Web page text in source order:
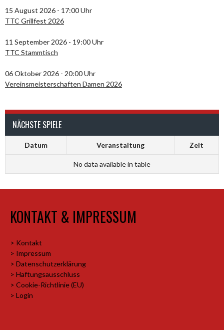
15 August 2026 - 17:00 Uhr
TTC Grillfest 2026
11 September 2026 - 19:00 Uhr
TTC Stammtisch
06 Oktober 2026 - 20:00 Uhr
Vereinsmeisterschaften Damen 2026
NÄCHSTE SPIELE
Datum Veranstaltung Zeit
No data available in table
KONTAKT & IMPRESSUM
> Kontakt
> Impressum
> Datenschutzerklärung
> Haftungsausschluss
> Cookie-Richtlinie (EU)
> Login